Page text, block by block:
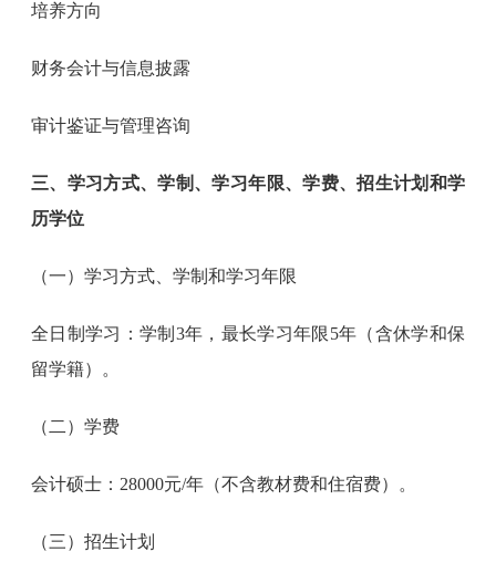
培养方向
财务会计与信息披露
审计鉴证与管理咨询
三、学习方式、学制、学习年限、学费、招生计划和学
历学位
（一）学习方式、学制和学习年限
全日制学习：学制3年，最长学习年限5年（含休学和保
留学籍）。
（二）学费
会计硕士：28000元/年（不含教材费和住宿费）。
（三）招生计划